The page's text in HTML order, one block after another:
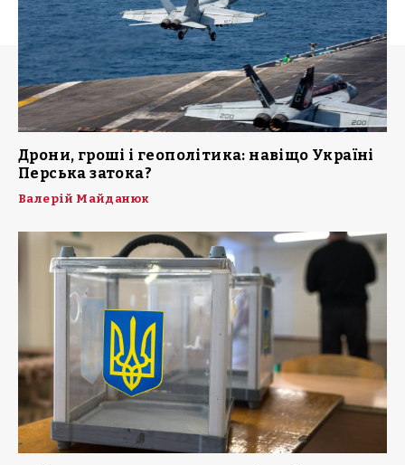
Дрони, гроші і геополітика: навіщо Україні
Перська затока?
Валерій Майданюк